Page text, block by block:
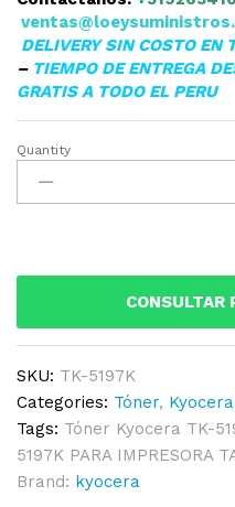
DELIVERY SIN COSTO EN
– TIEMPO DE ENTREGA
GRATIS A TODO EL PERU
▷TONER
KYOCERA
TK-
Quantity
CONSULTAR
SKU: TK-5197K
Categories: Tóner, Kyocera
Tags: Tóner Kyocera TK-
5197K PARA IMPRESORA
Brand: kyocera